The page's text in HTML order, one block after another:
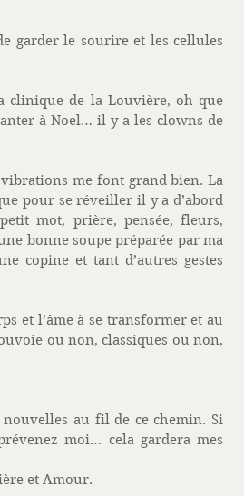
garder le sourire et les cellules
clinique de la Louvière, oh que
à Noel… il y a les clowns de
me font grand bien. La
pour se réveiller il y a d’abord
mot, prière, pensée, fleurs,
bonne soupe préparée par ma
copine et tant d’autres gestes
et l’âme à se transformer et au
ou non, classiques ou non,
au fil de ce chemin. Si
moi… cela gardera mes
et Amour.